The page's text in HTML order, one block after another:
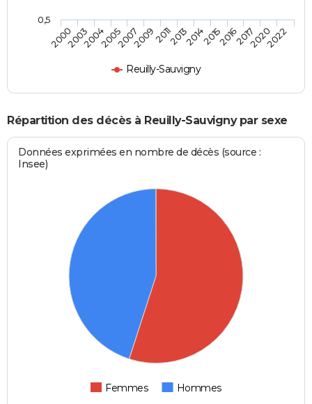
Reuilly-Sauvigny
20002003200420052007200920112013201420152016201720202022
0,5
Répartition des décès à Reuilly-Sauvigny par sexe
Données exprimées en nombre de décès (source :
Insee)
Femmes Hommes